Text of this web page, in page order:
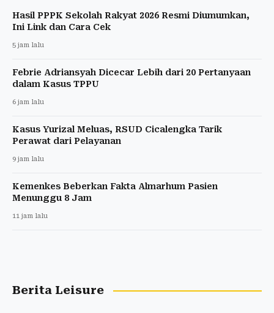
Hasil PPPK Sekolah Rakyat 2026 Resmi Diumumkan,
Ini Link dan Cara Cek
5 jam lalu
Febrie Adriansyah Dicecar Lebih dari 20 Pertanyaan
dalam Kasus TPPU
6 jam lalu
Kasus Yurizal Meluas, RSUD Cicalengka Tarik
Perawat dari Pelayanan
9 jam lalu
Kemenkes Beberkan Fakta Almarhum Pasien
Menunggu 8 Jam
11 jam lalu
Berita Leisure